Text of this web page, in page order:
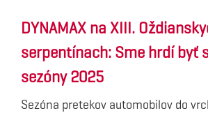
DYNAMAX na XIII.
serpentínach: Sme hrdí byť
sezóny 2025
Sezóna pretekov automobilov do